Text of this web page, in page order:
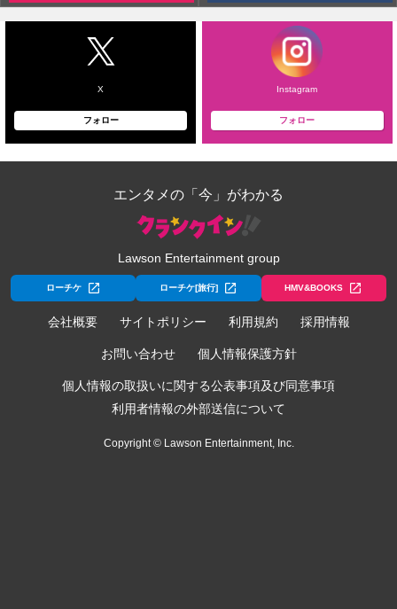
X
フォロー
Instagram
フォロー
エンタメの「今」がわかる
Lawson Entertainment group
ローチケ ローチケ[旅行] HMV&BOOKS
会社概要 サイトポリシー 利用規約 採用情報
お問い合わせ 個人情報保護方針
個人情報の取扱いに関する公表事項及び同意事項
利用者情報の外部送信について
Copyright © Lawson Entertainment, Inc.